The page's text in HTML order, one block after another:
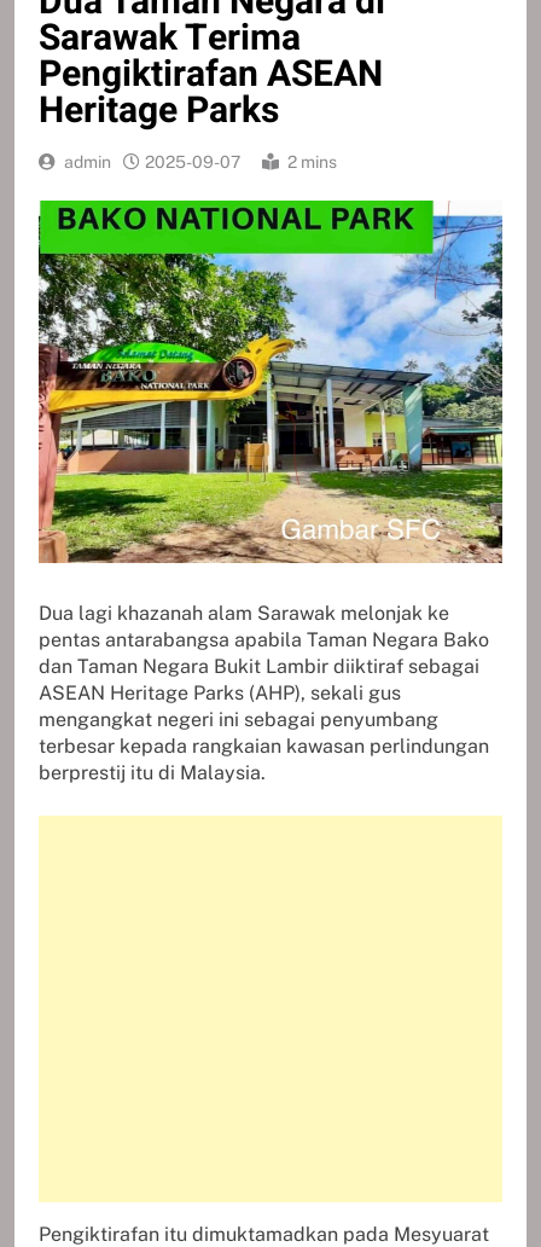
Sarawak Terima
Pengiktirafan ASEAN
Heritage Parks
admin 2025-09-07 2 mins
Dua lagi khazanah alam Sarawak melonjak ke
pentas antarabangsa apabila Taman Negara Bako
dan Taman Negara Bukit Lambir diiktiraf sebagai
ASEAN Heritage Parks (AHP), sekali gus
mengangkat negeri ini sebagai penyumbang
terbesar kepada rangkaian kawasan perlindungan
berprestij itu di Malaysia.
Pengiktirafan itu dimuktamadkan pada Mesyuarat